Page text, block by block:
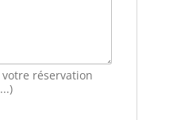
réservation